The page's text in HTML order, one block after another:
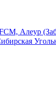
Алеур